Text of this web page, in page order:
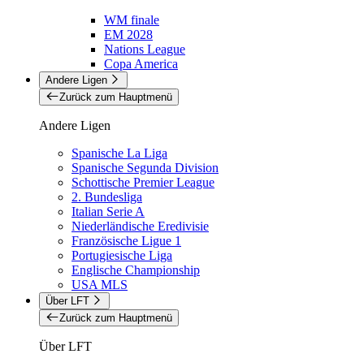
WM finale
EM 2028
Nations League
Copa America
Andere Ligen
Zurück zum Hauptmenü
Andere Ligen
Spanische La Liga
Spanische Segunda Division
Schottische Premier League
2. Bundesliga
Italian Serie A
Niederländische Eredivisie
Französische Ligue 1
Portugiesische Liga
Englische Championship
USA MLS
Über LFT
Zurück zum Hauptmenü
Über LFT